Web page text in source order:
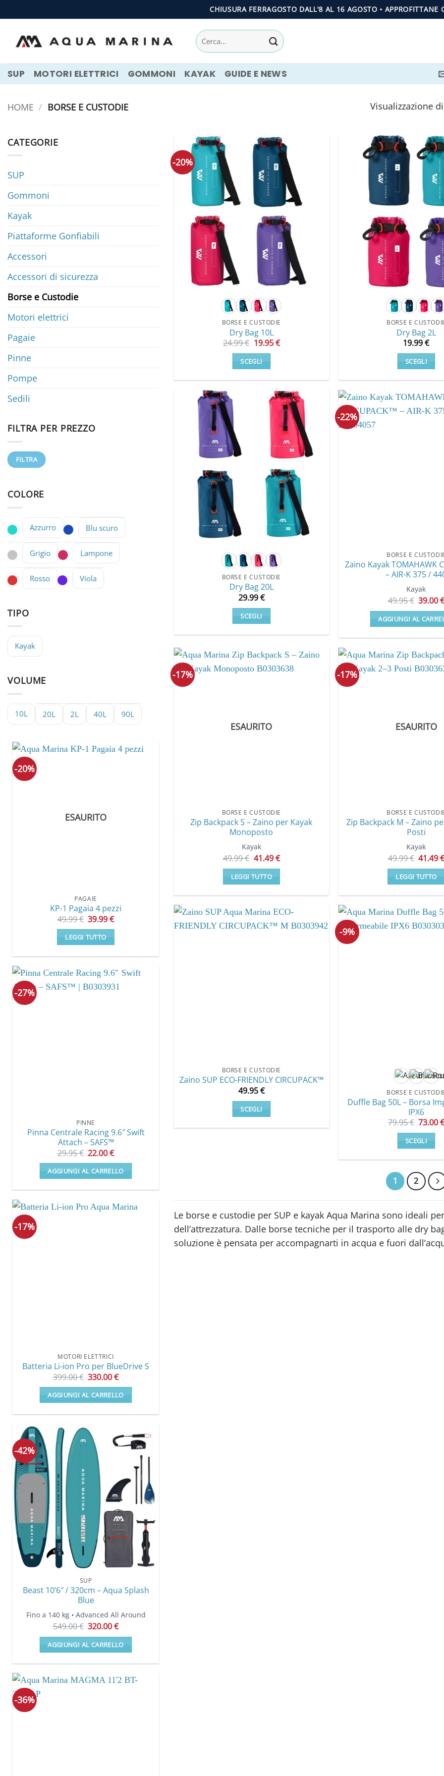
ai
contenuti
CHIUSURA FERRAGOSTO DALL'8 AL 16 AGOSTO • APPROFITTANE
Cerca:
SUP MOTORI ELETTRICI GOMMONI KAYAK GUIDE E NEWS
HOME / BORSE E CUSTODIE Visualizzazione
CATEGORIE
SUP
Gommoni
Kayak
Piattaforme Gonfiabili
Accessori
Accessori di sicurezza
Borse e Custodie
Motori elettrici
Pagaie
Pinne
Pompe
Sedili
FILTRA PER PREZZO
Prezzo
Min
Prezzo
MaxFILTRA
COLORE
Azzurro Blu scuro
Grigio Lampone
Rosso Viola
TIPO
Kayak
VOLUME
10L 20L 2L 40L 90L
-20%
ESAURITO
PAGAIE
KP-1 Pagaia 4 pezzi
49.99€ Il
prezzo
originale
era:
49.99 €.
39.99€Il
prezzo
39.99 €.
LEGGI TUTTO
-27%
PINNE
Pinna Centrale Racing 9.6″ Swift
Attach – SAFS™
29.95€ Il
prezzo
originale
era:
29.95 €.
22.00€Il
prezzo
attuale
è:
22.00 €.
AGGIUNGI AL CARRELLO
-17%
MOTORI ELETTRICI
Batteria Li-ion Pro per BlueDrive S
399.00€ Il
originale
era:
399.00 €.
330.00€Il
attuale
è:
330.00 €.
AGGIUNGI AL CARRELLO
-42%
SUP
Beast 10’6″ / 320cm – Aqua Splash
Blue
Fino a 140 kg • Advanced All Around
549.00€ Il
originale
era:
549.00 €.
320.00€Il
attuale
è:
320.00 €.
AGGIUNGI AL CARRELLO
-36%
-20%
BORSE E CUSTODIE
Dry Bag 10L
24.99€ Il
originale
era:
24.99 €.
19.95€Il
SCEGLI
opzioni
possono
essere
scelte
pagina
prodotto
BORSE E
Dry Bag 2L
19.99€
SCEGLI
ha
più
BORSE E CUSTODIE
Dry Bag 20L
29.99€
SCEGLI
ha
più
essere
-22%
BORSE E
Zaino Kayak TOMAHAWK
– AIR-K 375 /
Kayak
49.95€ Il
era:
49.95
39.00
AGGIUNGI AL
-17%
ESAURITO
BORSE E CUSTODIE
Zip Backpack S – Zaino per Kayak
Monoposto
Kayak
49.99€ Il
originale
era:
49.99 €.
41.49€Il
41.49 €.
LEGGI TUTTO
-17%
ESAURITO
BORSE E
Zip Backpack M – Zaino
Posti
Kayak
49.99€ Il
era:
49.99
41.49
LEGGI TUTTO
BORSE E CUSTODIE
Zaino SUP ECO-FRIENDLY CIRCUPACK™
49.95€
SCEGLI
essere
scelte
nella
-9%
BORSE E
Duffle Bag 50L – Borsa
IPX6
79.95€ Il
era:
79.95 €.
73.00
SCEGLI
ha
più
Le
opzioni
1 2
Le borse e custodie per SUP e kayak Aqua Marina sono ideali
dell’attrezzatura. Dalle borse tecniche per il trasporto alle dry
soluzione è pensata per accompagnarti in acqua e fuori